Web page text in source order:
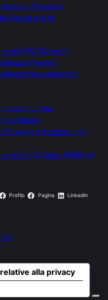
IlPiacenza
Poesia e Arte
(PAV Edizioni)
(Aracne)
(link immagine
La Dea
Pagine)
allegato Il respiro che
destini (Gruppo Albatros)
Profilo Pagina LinkedIn
alla privacy